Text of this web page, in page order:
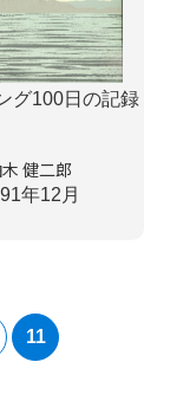
グ100日の記録
健二郎
年12月
11